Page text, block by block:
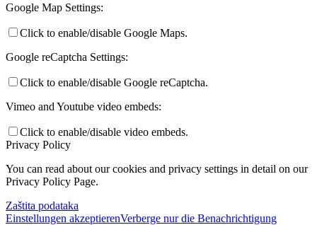
Google Map Settings:
Click to enable/disable Google Maps.
Google reCaptcha Settings:
Click to enable/disable Google reCaptcha.
Vimeo and Youtube video embeds:
Click to enable/disable video embeds.
Privacy Policy
You can read about our cookies and privacy settings in detail on our
Privacy Policy Page.
Zaštita podataka
Einstellungen akzeptierenVerberge nur die Benachrichtigung